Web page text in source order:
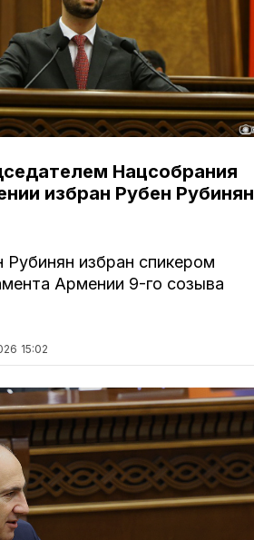
Нацсобрания
избран Рубен Рубинян
Рубинян избран спикером
Армении 9-го созыва
15:02